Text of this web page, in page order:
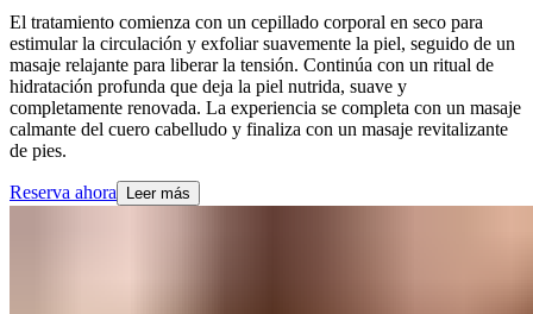
El tratamiento comienza con un cepillado corporal en seco para
estimular la circulación y exfoliar suavemente la piel, seguido de un
masaje relajante para liberar la tensión. Continúa con un ritual de
hidratación profunda que deja la piel nutrida, suave y
completamente renovada. La experiencia se completa con un masaje
calmante del cuero cabelludo y finaliza con un masaje revitalizante
de pies.​​​​‌ ‍ ​‍​‍‌‍ ‌ ​‍‌‍‍‌‌‍‌ ‌‍‍‌‌‍ ‍​‍​‍​ ‍‍​‍​‍‌ ​ ‌‍​‌‌‍ ‍‌‍‍‌‌ ‌​‌ ‍‌​‍ ‍‌‍‍‌‌‍ ​‍​‍​‍ ​​‍​‍‌‍‍​‌ ​‍‌‍‌‌‌‍‌‍​‍​‍​ ‍‍​‍​‍‌‍‍​‌ ‌​‌ ‌​‌ ​​‌ ​ ​ ‍‍​‍ ​‍ ‌‍ ​​‍ ‌‌‍​‌‌‍ ‍‌‍‌​​‍ ‌‌ ​‍​‍ ‌‌‍‍​‌‍ ‌ ‌​‌‍‌‌‌‍ ​‌ ​ ​‍ ‌‌ ​ ‌ ‌​‌ ‌‌‌‍‌​‌‍‍‌‌‍ ​‍ ‍‌ ‌‍‌‍‌‌‌ ​‍‌‍​ ‌‍‌‌‌‍ ​​‍ ‍‌‍​‌‌ ​​‌ ​​​‍ ‌‍‍‌‌‍ ‍‌ ‌​‌‍‌‌‌‍ ‍‌ ‌​​‍ ‌‍‌‌‌‍‌​‌‍‍‌‌ ‌​​‍ ‌‍ ‌‌‍ ‌‍‌​‌‍‌‌​ ‌‌ ​​‌ ​‍‌‍‌‌‌ ​ ‌‍‌‌‌‍ ‍‌ ‌​‌‍​‌‌ ‌​‌‍‍‌‌‍ ‌‍ ‍​ ‍ ‌‍‍‌‌‍‌​​ ‌​ ​ ​ ​ ‌‍​‌​ ‍‌‌‍‌​​ ​ ‌‍‌​​ ​​​‍ ‌‌‍​ ‌‍​‍​ ‌‌​ ​‌​‍ ‌​ ‌​‌‍​ ​ ‌‍‌‍​ ​‍ ‌​ ‍​​ ‌‍‌‍‌‌‌‍​‌​‍ ‌​ ​‌​ ​ ​ ‍‌​ ​ ​ ​​​ ‌‍​ ​‍​ ​‍​ ‌‌​ ‍​​ ​‍‌‍‌‌​ ‍ ‌ ‌​‌ ‍‌‌ ​​‌‍‌‌​ ‌‌‍‍​‌‍ ‌ ‌​‌‍‌‌‌‍ ​‌‌‌​‌ ​‍‌‍‌‌‌‍​‌‌ ‌​‌‍ ‌‌‍‌‌‌‍ ‍‌ ‌​​ ‍ ‌ ​​‌‍​‌‌ ‌​‌‍‍​​ ‌‌‍‌​‌‍‌‌‌ ​ ‌‍​ ‌ ​‍‌‍‍‌‌ ​​‌ ‌​‌‍‍‌‌‍ ‌‍ ‍​ ‌‍​‍‌‍​‌‌ ​ ‌‍‌‌‌‌‌‌‌ ​‍‌‍ ​​ ‌‌‍‍​‌ ‌​‌ ‌​‌ ​​‌ ​ ​‍‌‌​ ​ ‌​​‌​‍‌‌​ ​‍‌​‌‍​‍‌‌​ ​‍‌​‌‍‌‍ ​​‍ ‌‌‍​‌‌‍ ‍‌‍‌​​‍ ‌‌ ​‍​‍ ‌‌‍‍​‌‍ ‌ ‌​‌‍‌‌‌‍ ​‌ ​ ​‍ ‌‌ ​ ‌ ‌​‌ ‌‌‌‍‌​‌‍‍‌‌‍ ​‍ ‍‌ ‌‍‌‍‌‌‌ ​‍‌‍​ ‌‍‌‌‌‍ ​​‍ ‍‌‍​‌‌ ​​‌ ​​​‍‌‍‌‍‍‌‌‍‌​​ ‌​ ​ ​ ​ ‌‍​‌​ ‍‌‌‍‌​​ ​ ‌‍‌​​ ​​​‍ ‌‌‍​ ‌‍​‍​ ‌‌​ ​‌​‍ ‌​ ‌​‌‍​ ​ ‌‍‌‍​ ​‍ ‌​ ‍​​ ‌‍‌‍‌‌‌‍​‌​‍ ‌​ ​‌​ ​ ​ ‍‌​ ​ ​ ​​​ ‌‍​ ​‍​ ​‍​ ‌‌​ ‍​​ ​‍‌‍‌‌​‍‌‍‌ ‌​‌ ‍‌‌ ​​‌‍‌‌​ ‌‌‍‍​‌‍ ‌ ‌​‌‍‌‌‌‍ ​‌‌‌​‌ ​‍‌‍‌‌‌‍​‌‌ ‌​‌‍ ‌‌‍‌‌‌‍ ‍‌ ‌​​‍‌‍‌ ​​‌‍​‌‌ ‌​‌‍‍​​ ‌‌‍‌​‌‍‌‌‌ ​ ‌‍​ ‌ ​‍‌‍‍‌‌ ​​‌ ‌​‌‍‍‌‌‍ ‌‍ ‍​‍‌‍‌ ​​‌‍‌‌‌ ​‍‌ ​ ‌ ​​‌‍‌‌‌‍​ ‌ ‌​‌‍‍‌‌ ‌‍‌‍‌‌​ ‌‌ ​​‌ ‌‌‌‍​‍‌‍ ​‌‍‍‌‌ ​ ‌‍‍​‌‍‌‌‌‍‌​​‍​‍‌ ‌
Reserva ahora​​​​‌ ‍ ​‍​‍‌‍ ‌ ​‍‌‍‍‌‌‍‌ ‌‍‍‌‌‍ ‍​‍​‍​ ‍‍​‍​‍‌ ​ ‌‍​‌‌‍ ‍‌‍‍‌‌ ‌​‌ ‍‌​‍ ‍‌‍‍‌‌‍ ​‍​‍​‍ ​​‍​‍‌‍‍​‌ ​‍‌‍‌‌‌‍‌‍​‍​‍​ ‍‍​‍​‍‌‍‍​‌ ‌​‌ ‌​‌ ​​‌ ​ ​ ‍‍​‍ ​‍ ‌‍ ​​‍ ‌‌‍​‌‌‍ ‍‌‍‌​​‍ ‌‌ ​‍​‍ ‌‌‍‍​‌‍ ‌ ‌​‌‍‌‌‌‍ ​‌ ​ ​‍ ‌‌ ​ ‌ ‌​‌ ‌‌‌‍‌​‌‍‍‌‌‍ ​‍ ‍‌ ‌‍‌‍‌‌‌ ​‍‌‍​ ‌‍‌‌‌‍ ​​‍ ‍‌‍​‌‌ ​​‌ ​​​‍ ‌‍‍‌‌‍ ‍‌ ‌​‌‍‌‌‌‍ ‍‌ ‌​​‍ ‌‍‌‌‌‍‌​‌‍‍‌‌ ‌​​‍ ‌‍ ‌‌‍ ‌‍‌​‌‍‌‌​ ‌‌ ​​‌ ​‍‌‍‌‌‌ ​ ‌‍‌‌‌‍ ‍‌ ‌​‌‍​‌‌ ‌​‌‍‍‌‌‍ ‌‍ ‍​ ‍ ‌‍‍‌‌‍‌​​ ‌​ ​ ​ ​ ‌‍​‌​ ‍‌‌‍‌​​ ​ ‌‍‌​​ ​​​‍ ‌‌‍​ ‌‍​‍​ ‌‌​ ​‌​‍ ‌​ ‌​‌‍​ ​ ‌‍‌‍​ ​‍ ‌​ ‍​​ ‌‍‌‍‌‌‌‍​‌​‍ ‌​ ​‌​ ​ ​ ‍‌​ ​ ​ ​​​ ‌‍​ ​‍​ ​‍​ ‌‌​ ‍​​ ​‍‌‍‌‌​ ‍ ‌ ‌​‌ ‍‌‌ ​​‌‍‌‌​ ‌‌‍‍​‌‍ ‌ ‌​‌‍‌‌‌‍ ​‌‌‌​‌ ​‍‌‍‌‌‌‍​‌‌ ‌​‌‍ ‌‌‍‌‌‌‍ ‍‌ ‌​​ ‍ ‌ ​​‌‍​‌‌ ‌​‌‍‍​​ ‌‌‍​ ‌ ‌​‌‍​‌​‍ ‍‌‍ ​‌‍​‌‌‍​‍‌‍‌‌‌‍ ​​ ‌‍​‍‌‍​‌‌ ​ ‌‍‌‌‌‌‌‌‌ ​‍‌‍ ​​ ‌‌‍‍​‌ ‌​‌ ‌​‌ ​​‌ ​ ​‍‌‌​ ​ ‌​​‌​‍‌‌​ ​‍‌​‌‍​‍‌‌​ ​‍‌​‌‍‌‍ ​​‍ ‌‌‍​‌‌‍ ‍‌‍‌​​‍ ‌‌ ​‍​‍ ‌‌‍‍​‌‍ ‌ ‌​‌‍‌‌‌‍ ​‌ ​ ​‍ ‌‌ ​ ‌ ‌​‌ ‌‌‌‍‌​‌‍‍‌‌‍ ​‍ ‍‌ ‌‍‌‍‌‌‌ ​‍‌‍​ ‌‍‌‌‌‍ ​​‍ ‍‌‍​‌‌ ​​‌ ​​​‍‌‍‌‍‍‌‌‍‌​​ ‌​ ​ ​ ​ ‌‍​‌​ ‍‌‌‍‌​​ ​ ‌‍‌​​ ​​​‍ ‌‌‍​ ‌‍​‍​ ‌‌​ ​‌​‍ ‌​ ‌​‌‍​ ​ ‌‍‌‍​ ​‍ ‌​ ‍​​ ‌‍‌‍‌‌‌‍​‌​‍ ‌​ ​‌​ ​ ​ ‍‌​ ​ ​ ​​​ ‌‍​ ​‍​ ​‍​ ‌‌​ ‍​​ ​‍‌‍‌‌​‍‌‍‌ ‌​‌ ‍‌‌ ​​‌‍‌‌​ ‌‌‍‍​‌‍ ‌ ‌​‌‍‌‌‌‍ ​‌‌‌​‌ ​‍‌‍‌‌‌‍​‌‌ ‌​‌‍ ‌‌‍‌‌‌‍ ‍‌ ‌​​‍‌‍‌ ​​‌‍​‌‌ ‌​‌‍‍​​ ‌‌‍​ ‌ ‌​‌‍​‌​‍ ‍‌‍ ​‌‍​‌‌‍​‍‌‍‌‌‌‍ ​​‍‌‍‌ ​​‌‍‌‌‌ ​‍‌ ​ ‌ ​​‌‍‌‌‌‍​ ‌ ‌​‌‍‍‌‌ ‌‍‌‍‌‌​ ‌‌ ​​‌ ‌‌‌‍​‍‌‍ ​‌‍‍‌‌ ​ ‌‍‍​‌‍‌‌‌‍‌​​‍​‍‌ ‌ Leer más